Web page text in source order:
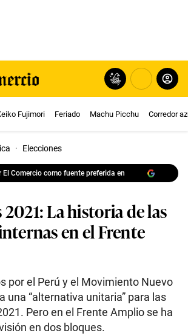
Fujimori Feriado Machu Picchu Corredor
· Elecciones
El Comercio como fuente preferida en
La historia de las
en el Frente
por el Perú y el Movimiento Nuevo
una “alternativa unitaria” para las
Pero en el Frente Amplio se ha
en dos bloques.